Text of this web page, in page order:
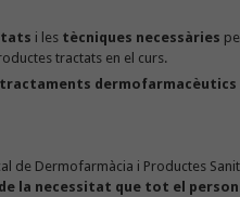
i les tècniques necessàries
tractats en el curs.
tractaments dermofarmacèutics
de Dermofarmàcia i Productes
la necessitat que tot el